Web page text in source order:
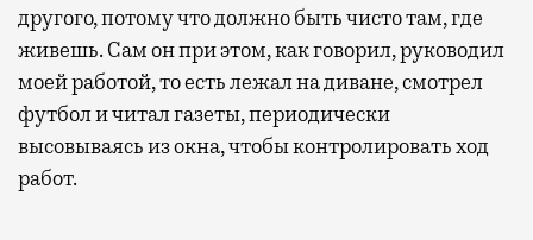
другого, потому что должно быть чисто там, где
живешь. Сам он при этом, как говорил, руководил
моей работой, то есть лежал на диване, смотрел
футбол и читал газеты, периодически
высовываясь из окна, чтобы контролировать ход
работ.